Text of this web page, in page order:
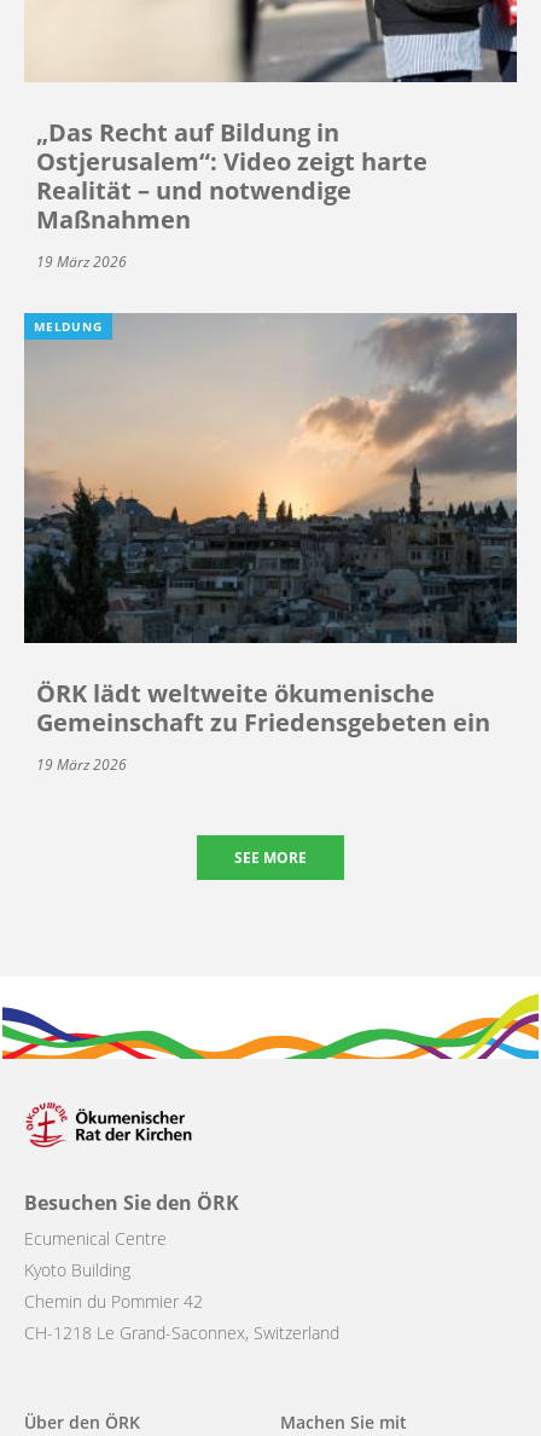
„Das Recht auf Bildung in
Ostjerusalem“: Video zeigt harte
Realität – und notwendige
Maßnahmen
19 März 2026
MELDUNG
ÖRK lädt weltweite ökumenische
Gemeinschaft zu Friedensgebeten ein
19 März 2026
SEE MORE
Besuchen Sie den ÖRK
Ecumenical Centre
Kyoto Building
Chemin du Pommier 42
CH-1218 Le Grand-Saconnex, Switzerland
Main
Über den ÖRK Machen Sie mit